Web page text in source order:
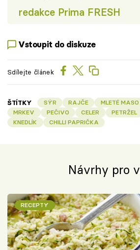
redakce Prima FRESH
Vstoupit do diskuze
Sdílejte článek
ŠTÍTKY SÝR RAJČE MLETÉ MASO
MRKEV
PEČIVO CELER PETRŽEL
KNEDLÍK
CHILLI PAPRIČKA
Návrhy pro
RECEPTY